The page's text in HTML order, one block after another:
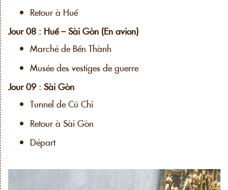
Retour à Huế
Jour 08 : Huế – Sài Gòn (En avion)
Marché de Bến Thành
Musée des vestiges de guerre
Jour 09 : Sài Gòn
Tunnel de Củ Chi
Retour à Sài Gòn
Départ